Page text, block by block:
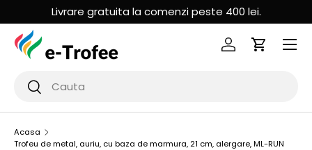
MERGI LA CONTINUT
Descopera noutatile din magazinaici!
Cauta
Cauta
Logheaza-te
Cos de
Acasa
Trofeu de metal, auriu, cu baza de marmura, 21 cm, alergare, ML-RUN